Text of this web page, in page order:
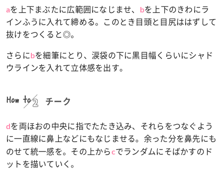
aを上下まぶたに広範囲になじませ、 bを上下のきわにラ
インふうに入れて締める。このとき目頭と目尻ははずして
抜けをつくると◎。
さらにbを細筆にとり、涙袋の下に黒目幅くらいにシャド
ウラインを入れて立体感を出す。
How to チーク
dを両ほおの中央に指でたたき込み、それらをつなぐよう
に一直線に鼻上などにもなじませる。余った分を鼻先にも
のせて統一感を。その上からcでランダムにそばかすのド
ットを描いていく。